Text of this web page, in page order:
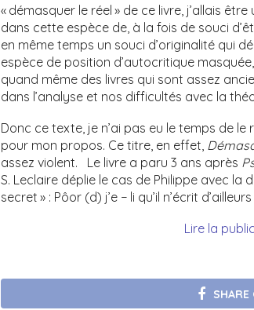
« démasquer le réel » de ce livre, j’allais
dans cette espèce de, à la fois de souci
en même temps un souci d’originalité qui
espèce de position d’autocritique
quand même des livres qui sont assez
dans l’analyse et nos difficultés avec la
Donc ce texte, je n’ai pas eu le temps de le
pour mon propos. Ce titre, en effet,
assez violent. Le livre a paru 3 ans après
S. Leclaire déplie le cas de Philippe avec la
secret » : Pôor (d) j’e − li qu’il n’écrit
Lire la
SHARE